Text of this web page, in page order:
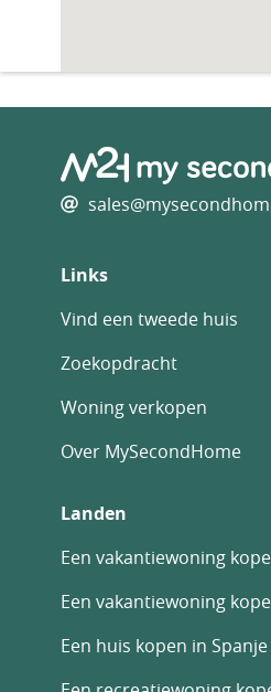
Links
Vind een tweede huis
Zoekopdracht
Woning verkopen
Over MySecondHome
Landen
Een vakantiewoning
Een vakantiewoning
Een huis kopen in Spanje